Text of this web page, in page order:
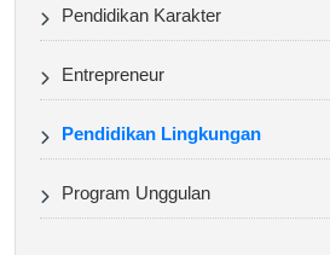
Pendidikan Karakter
Entrepreneur
Pendidikan Lingkungan
Program Unggulan